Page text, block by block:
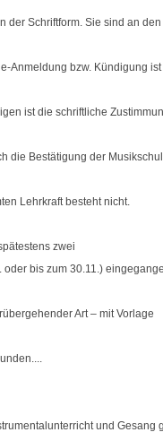
der Schriftform. Sie sind an den
Anmeldung bzw. Kündigung ist
ist die schriftliche
die Bestätigung der
Lehrkraft besteht nicht.
zwei
bis zum 30.11.)
Art – mit Vorlage
und Gesang